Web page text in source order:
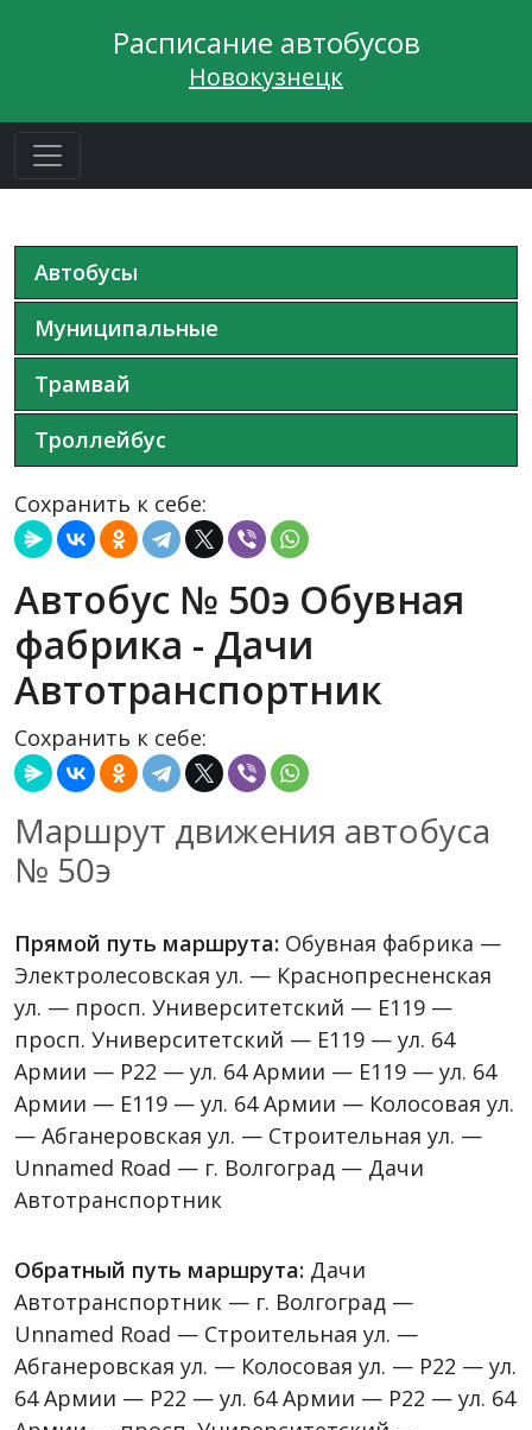
Расписание автобусов
Новокузнецк
Сохранить к себе:
Автобус № 50э Обувная
фабрика - Дачи
Автотранспортник
Сохранить к себе:
Маршрут движения автобуса
№ 50э
Прямой путь маршрута: Обувная фабрика —
Электролесовская ул. — Краснопресненская
ул. — просп. Университетский — Е119 —
просп. Университетский — Е119 — ул. 64
Армии — P22 — ул. 64 Армии — Е119 — ул. 64
Армии — Е119 — ул. 64 Армии — Колосовая ул.
— Абганеровская ул. — Строительная ул. —
Unnamed Road — г. Волгоград — Дачи
Автотранспортник
Обратный путь маршрута: Дачи
Автотранспортник — г. Волгоград —
Unnamed Road — Строительная ул. —
Абганеровская ул. — Колосовая ул. — P22 — ул.
64 Армии — P22 — ул. 64 Армии — P22 — ул. 64
Автобусы
Муниципальные
Трамвай
Троллейбус